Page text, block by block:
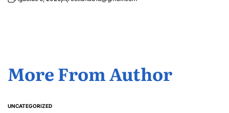
Posted
More From Author
POSTED
UNCATEGORIZED